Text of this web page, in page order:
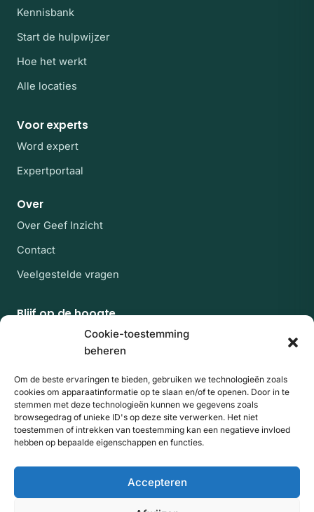
Cookie-toestemming
beheren
Om de beste ervaringen te bieden, gebruiken we technologieën zoals
cookies om apparaatinformatie op te slaan en/of te openen. Door in te
stemmen met deze technologieën kunnen we gegevens zoals
browsegedrag of unieke ID's op deze site verwerken. Het niet
toestemmen of intrekken van toestemming kan een negatieve invloed
hebben op bepaalde eigenschappen en functies.
Accepteren
Kennisbank
Start de hulpwijzer
Hoe het werkt
Alle locaties
Voor experts
Word expert
Expertportaal
Over
Over Geef Inzicht
Contact
Veelgestelde vragen
Blijf op de hoogte
Af en toe een rustige mail met nieuwe experts en
artikelen uit de kennisbank. Geen spam, uitschrijven
E-mailadres
Aanmelden
Website
Door je aan te melden ga je akkoord met onze
privacyverklaring. Beschermd door reCAPTCHA; de
PrivacyenVoorwaardenvan Google gelden.